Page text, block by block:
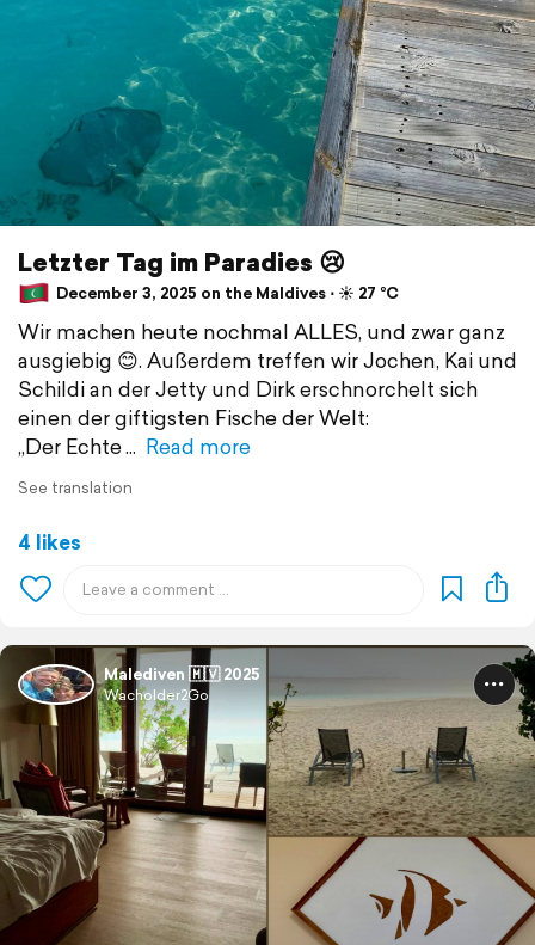
Letzter Tag im Paradies 😢
December 3, 2025 on the Maldives ⋅ ☀️ 27 °C
Wir machen heute nochmal ALLES, und zwar ganz
ausgiebig 😊. Außerdem treffen wir Jochen, Kai und
Schildi an der Jetty und Dirk erschnorchelt sich
einen der giftigsten Fische der Welt:
„Der Echte
Read more
See translation
4 likes
Malediven 🇲🇻 2025
Wacholder2Go